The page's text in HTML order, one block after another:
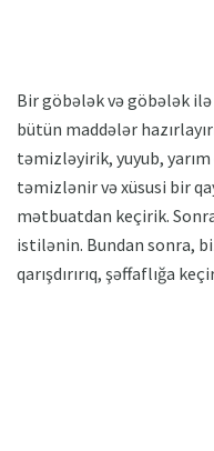
Bir göbələk və göbələk
bütün maddələr
təmizləyirik, yuyub, yarım
təmizlənir və xüsusi bir
mətbuatdan keçirik.
istilənin. Bundan sonra,
qarışdırırıq, şəffaflığa